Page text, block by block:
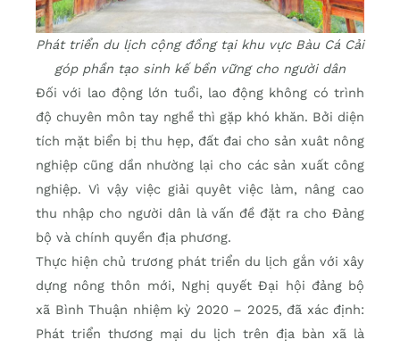
Phát triển du lịch cộng đồng tại khu vực Bàu Cá Cải
góp phần tạo sinh kế bền vững cho người dân
Đối với lao động lớn tuổi, lao động không có trình
độ chuyên môn tay nghề thì gặp khó khăn. Bởi diện
tích mặt biển bị thu hẹp, đất đai cho sản xuât nông
nghiệp cũng dần nhường lại cho các sản xuất công
nghiệp. Vì vậy việc giải quyêt việc làm, nâng cao
thu nhập cho người dân là vấn đề đặt ra cho Đảng
bộ và chính quyền địa phương.
Thực hiện chủ trương phát triển du lịch gắn với xây
dựng nông thôn mới, Nghị quyết Đại hội đảng bộ
xã Bình Thuận nhiệm kỳ 2020 – 2025, đã xác định:
Phát triển thương mại du lịch trên địa bàn xã là